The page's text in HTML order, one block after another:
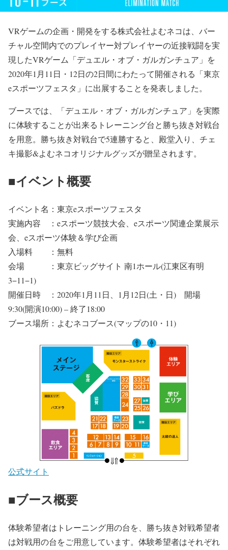
VRゲームの企画・開発をする株式会社よむネコは、バー
チャル空間内でのプレイヤー対プレイヤーの近接戦闘を実
現したVRゲーム「デュエル・オブ・ガルガンチュア」を
2020年1月11日・12日の2日間にわたって開催される「東京
eスポーツフェスタ」に出展することを発表しました。
ブースでは、「デュエル・オブ・ガルガンチュア」を実際
に体験することが出来るトレーニング台と勝ち抜き対戦台
を用意。勝ち抜き対戦台で5連勝すると、殿堂入り、チェ
キ撮影&よむネコオリジナルグッズが贈呈されます。
■イベント概要
イベント名：東京eスポーツフェスタ
実施内容 ：eスポーツ競技大会、eスポーツ関連企業展示
会、eスポーツ体験＆学び企画
入場料 ：無料
会場 ：東京ビッグサイト 南1ホール(江東区有明
3−11−1)
開催日時 ：2020年1月11日、1月12日(土・日) 開場
9:30(開演10:00) – 終了18:00
ブース場所：よむネコブース(マップの10・11)
公式サイト
■ブース概要
体験希望者はトレーニング用の台を、勝ち抜き対戦希望者
は対戦用の台をご用意しています。体験希望者はそれぞれ